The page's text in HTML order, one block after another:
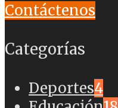
Contáctenos
Categorías
Deportes4